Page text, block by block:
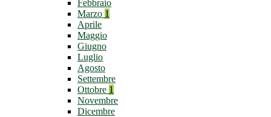
Febbraio
Marzo 1
Aprile
Maggio
Giugno
Luglio
Agosto
Settembre
Ottobre 1
Novembre
Dicembre